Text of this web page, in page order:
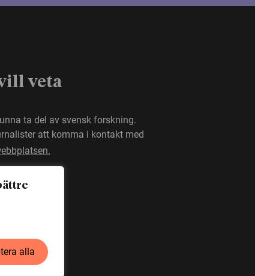
alla
veta
ta del av svensk forskning.
att komma i kontakt med